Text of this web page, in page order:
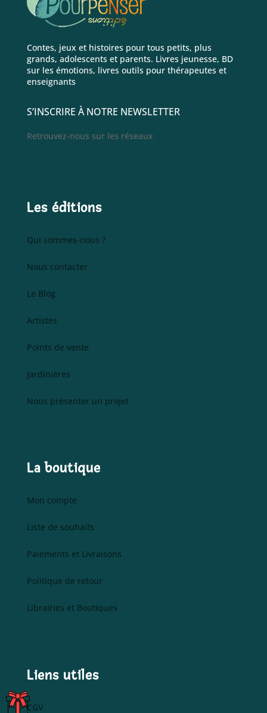
Contes, jeux et histoires pour tous petits, plus
grands, adolescents et parents. Livres jeunesse, BD
sur les émotions, livres outils pour thérapeutes et
enseignants
S’INSCRIRE À NOTRE NEWSLETTER
Retrouvez-nous sur les réseaux
C
Les éditions
Qui sommes-nous ?
Nous contacter
Le Blog
Artistes
Points de vente
Jardinières
Nous présenter un projet
La boutique
Mon compte
Liste de souhaits
Paiements et Livraisons
Politique de retour
Librairies et Boutiques
Liens utiles
CGV